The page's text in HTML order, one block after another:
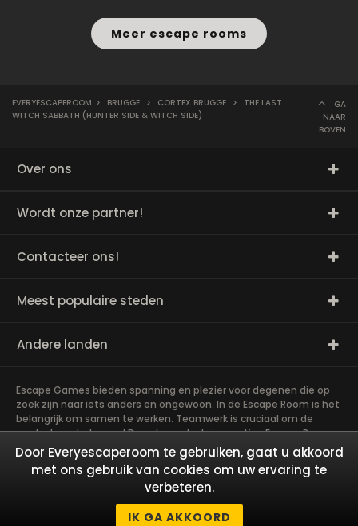
Meer escape rooms
EVERYESCAPEROOM > BRUGGE > CORTEX BRUGGE >
THE LAST
WITCH SABBATH (HUNTER SIDE & WITCH SIDE)
GA
NAAR
BOVEN
Over ons
Wordt onze partner!
Contacteer ons!
Meest populaire steden
Andere landen
Escape Games bieden spanning en plezier voor degenen die op
zoek zijn naar iets anders en ongewoon. In de Escape Room is het
belangrijk om samen te werken. Teamwerk is cruciaal om de
raadsels op te lossen! De vele raadsels in een Live Escape Room
vereisen veel geduld, vaardigheden en hersenen. Het spel is
eigenlijk een goede training voor de hersenen! Exit rooms zijn zeer
geschikt voor teambuilding en andere activiteiten! Het meest
opwindende teamevenement dat je ooit hebt meegemaakt, zal
je team hechter maken! Duik in boeiende verhalen en los als
team mysterieuze puzzels op!
Door Everyescaperoom te gebruiken, gaat u akkoord
met ons gebruik van cookies om uw ervaring te
verbeteren.
IK GA AKKOORD